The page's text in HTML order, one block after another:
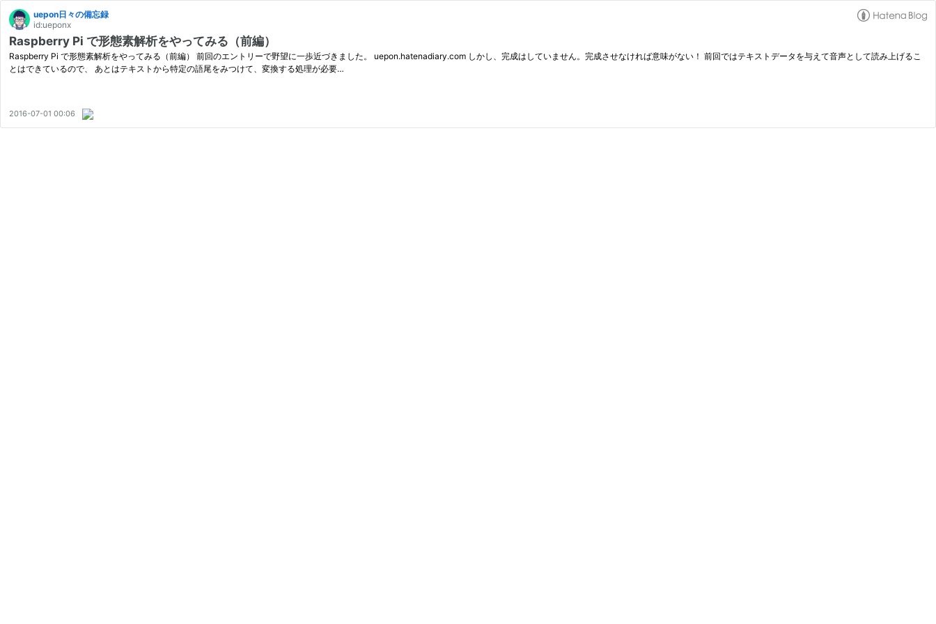
uepon日々の備忘録
id:ueponx
Raspberry Pi で形態素解析をやってみる（前編）
Raspberry Pi で形態素解析をやってみる（前編） 前回のエントリーで野望に一歩近づきました。 uepon.hatenadiary.com しかし、完成はしていません。完成させなければ意味がない！ 前回ではテキストデータを与えて音声として読み上げるこ
とはできているので、 あとはテキストから特定の語尾をみつけて、変換する処理が必要…
2016-07-01 00:06